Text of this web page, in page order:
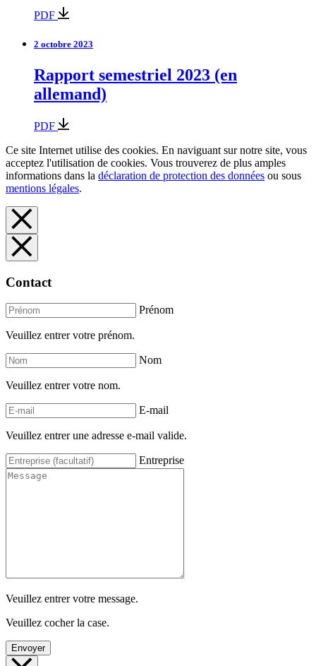
PDF
2 octobre 2023
Rapport semestriel 2023 (en
allemand)
PDF
Ce site Internet utilise des cookies. En naviguant sur notre site, vous
acceptez l'utilisation de cookies. Vous trouverez de plus amples
informations dans la déclaration de protection des données ou sous
mentions légales.
Contact
Prénom
Veuillez entrer votre prénom.
Nom
Veuillez entrer votre nom.
E-mail
Veuillez entrer une adresse e-mail valide.
Entreprise
Veuillez entrer votre message.
Veuillez cocher la case.
Envoyer